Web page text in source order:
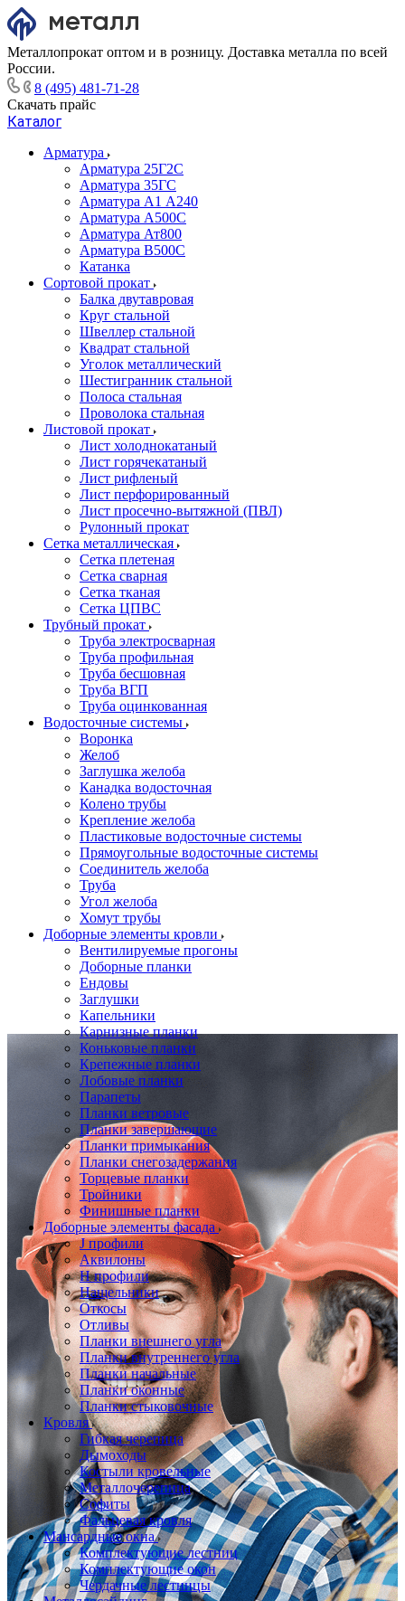
Металлопрокат оптом и в розницу. Доставка металла по всей
России.
8 (495) 481-71-28
Скачать прайс
Каталог
Арматура
Арматура 25Г2С
Арматура 35ГС
Арматура А1 А240
Арматура А500С
Арматура Ат800
Арматура В500С
Катанка
Сортовой прокат
Балка двутавровая
Круг стальной
Швеллер стальной
Квадрат стальной
Уголок металлический
Шестигранник стальной
Полоса стальная
Проволока стальная
Листовой прокат
Лист холоднокатаный
Лист горячекатаный
Лист рифленый
Лист перфорированный
Лист просечно-вытяжной (ПВЛ)
Рулонный прокат
Сетка металлическая
Сетка плетеная
Сетка сварная
Сетка тканая
Сетка ЦПВС
Трубный прокат
Труба электросварная
Труба профильная
Труба бесшовная
Труба ВГП
Труба оцинкованная
Водосточные системы
Воронка
Желоб
Заглушка желоба
Канадка водосточная
Колено трубы
Крепление желоба
Пластиковые водосточные системы
Прямоугольные водосточные системы
Соединитель желоба
Труба
Угол желоба
Хомут трубы
Доборные элементы кровли
Вентилируемые прогоны
Доборные планки
Ендовы
Заглушки
Капельники
Карнизные планки
Коньковые планки
Крепежные планки
Лобовые планки
Парапеты
Планки ветровые
Планки завершающие
Планки примыкания
Планки снегозадержания
Торцевые планки
Тройники
Финишные планки
Доборные элементы фасада
J профили
Аквилоны
Н профили
Нащельники
Откосы
Отливы
Планки внешнего угла
Планки внутреннего угла
Планки начальные
Планки оконные
Планки стыковочные
Кровля
Гибкая черепица
Дымоходы
Костыли кровельные
Металлочерепица
Софиты
Фальцевая кровля
Мансардные окна
Комплектующие лестниц
Комплектующие окон
Чердачные лестницы